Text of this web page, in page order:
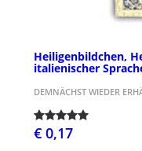
Heiligenbildchen,
italienischer
DEMNÄCHST WIEDER
€ 0,17